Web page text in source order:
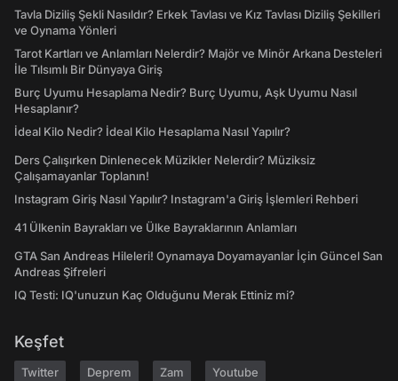
Tavla Diziliş Şekli Nasıldır? Erkek Tavlası ve Kız Tavlası Diziliş Şekilleri
ve Oynama Yönleri
Tarot Kartları ve Anlamları Nelerdir? Majör ve Minör Arkana Desteleri
İle Tılsımlı Bir Dünyaya Giriş
Burç Uyumu Hesaplama Nedir? Burç Uyumu, Aşk Uyumu Nasıl
Hesaplanır?
İdeal Kilo Nedir? İdeal Kilo Hesaplama Nasıl Yapılır?
Ders Çalışırken Dinlenecek Müzikler Nelerdir? Müziksiz
Çalışamayanlar Toplanın!
Instagram Giriş Nasıl Yapılır? Instagram'a Giriş İşlemleri Rehberi
41 Ülkenin Bayrakları ve Ülke Bayraklarının Anlamları
GTA San Andreas Hileleri! Oynamaya Doyamayanlar İçin Güncel San
Andreas Şifreleri
IQ Testi: IQ'unuzun Kaç Olduğunu Merak Ettiniz mi?
Keşfet
Twitter Deprem Zam Youtube